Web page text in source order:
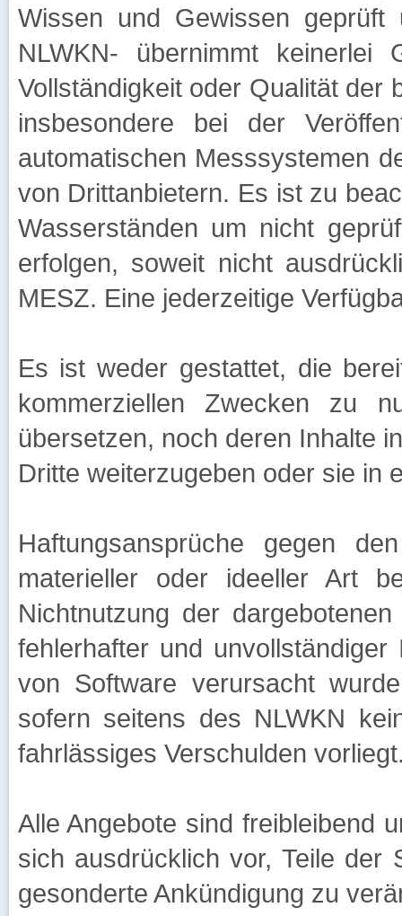
Wissen und Gewissen
NLWKN- übernimmt keinerlei
Vollständigkeit oder Qualität der
insbesondere bei der
automatischen Messsystemen
von Drittanbietern. Es ist zu
Wasserständen um nicht
erfolgen, soweit nicht
MESZ. Eine jederzeitige
Es ist weder gestattet, die
kommerziellen Zwecken zu
übersetzen, noch deren Inhalte
Dritte weiterzugeben oder sie in
Haftungsansprüche gegen
materieller oder ideeller Art
Nichtnutzung der
fehlerhafter und
von Software verursacht
sofern seitens des NLWKN
fahrlässiges Verschulden
Alle Angebote sind freibleibend
sich ausdrücklich vor, Teile der
gesonderte Ankündigung zu